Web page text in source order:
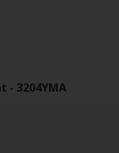
- 3204YMA